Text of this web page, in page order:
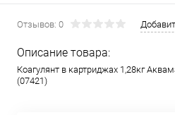
Отзывов: 0
Описание товара:
Коагулянт в картриджах 1,28кг
(07421)